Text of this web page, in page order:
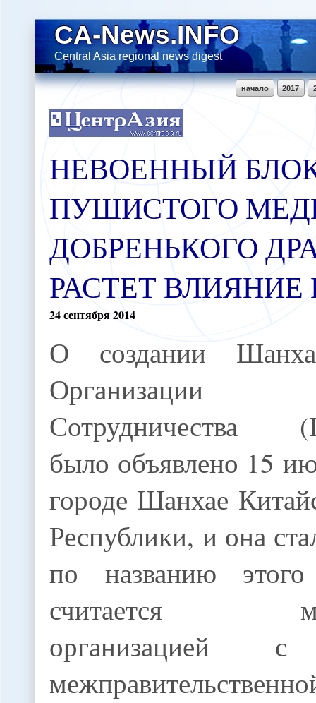
CA-News.INFO
Central Asia regional news digest
2017
начало
НЕВОЕННЫЙ
ПУШИСТОГО
ДОБРЕНЬКОГО
РАСТЕТ
24сентября2014
О создании
Организации
Сотрудничества
было объявлено 15
городе Шанхае
Республики, и она
по названию
считается
организацией с